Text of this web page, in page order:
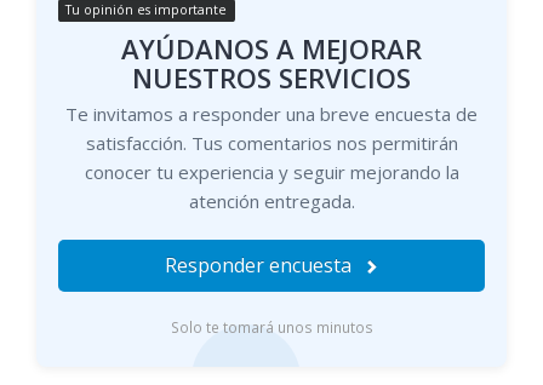
Tu opinión es importante
AYÚDANOS A MEJORAR
NUESTROS SERVICIOS
Te invitamos a responder una breve encuesta de
satisfacción. Tus comentarios nos permitirán
conocer tu experiencia y seguir mejorando la
atención entregada.
Responder encuesta
Solo te tomará unos minutos